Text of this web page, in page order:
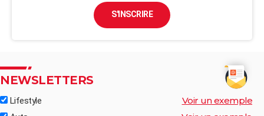
S'INSCRIRE
NEWSLETTERS
Lifestyle Voir un exemple